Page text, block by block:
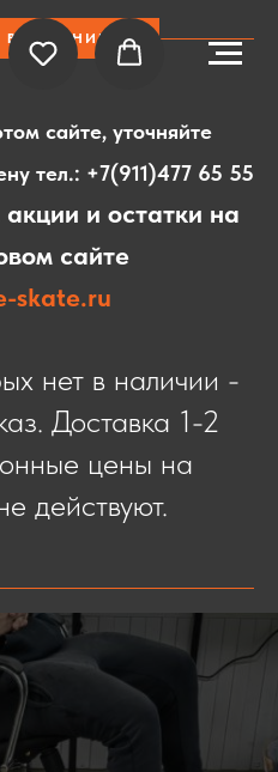
ВНИМАНИЕ
сайте, уточняйте
тел.: +7(911)477 65 55
и остатки на
сайте
skate.ru
нет в наличии -
Доставка 1-2
цены на
действуют.